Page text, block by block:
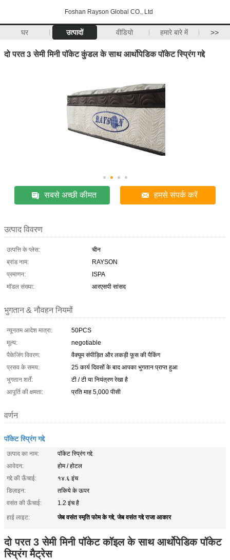
Foshan Rayson Global CO., Ltd
घर उत्पादों वीडियो हमारे बारे में >>
दो परत 3 सेमी मिनी पॉकेट कुंडल के साथ आर्थोपेडिक पॉकेट स्प्रिंग गद्दे
सबसे अच्छी कीमत हमसे संपर्क करें
उत्पाद विवरण
उत्पत्ति के प्लेस:
चीन
ब्रांड नाम:
RAYSON
प्रमाणन:
ISPA
मॉडल संख्या:
आरएसपी सांसद
भुगतान & नौवहन नियमों
न्यूनतम आदेश मात्रा:
50PCS
मूल्य:
negotiable
पैकेजिंग विवरण:
वैक्यूम संपीड़ित और लकड़ी फूस की पैकिंग
प्रसव के समय:
25 कार्य दिवसों के बाद आपका भुगतान प्राप्त हुआ
भुगतान शर्तें:
टी / टी या नियंत्रण रेखा है
आपूर्ति की क्षमता:
प्रति माह 5,000 पीसी
वर्णन
पॉकेट स्प्रिंग गद्दे
उत्पाद का नाम:
पॉकेट स्प्रिंग गद्दे
आवेदन:
होम / होटल
गद्दे की ऊँचाई:
१४.६ इंच
डिज़ाइन:
तकिये के ऊपर
वसंत की ऊँचाई:
1.2 इंच है
हाई लाइट:
जेब वसंत स्मृति फोम के गद्दे,जेब वसंत गद्दे राजा आकार
दो परत 3 सेमी मिनी पॉकेट कॉइल के साथ आर्थोपेडिक पॉकेट
स्प्रिंग मैट्रेस